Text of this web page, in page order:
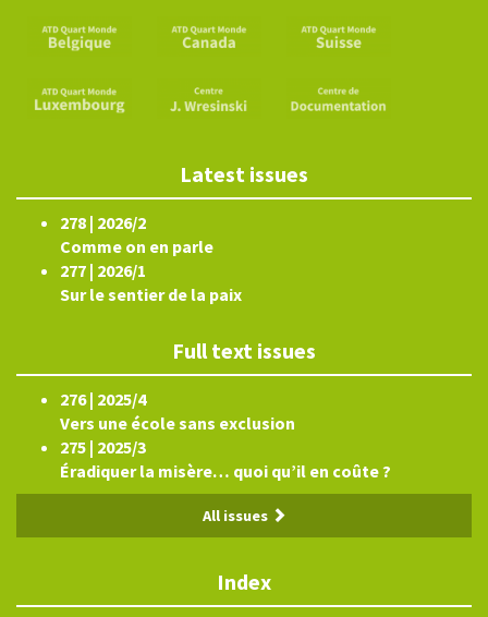
Latest issues
278 | 2026/2
Comme on en parle
277 | 2026/1
Sur le sentier de la paix
Full text issues
276 | 2025/4
Vers une école sans exclusion
275 | 2025/3
Éradiquer la misère… quoi qu’il en coûte ?
All issues
Index